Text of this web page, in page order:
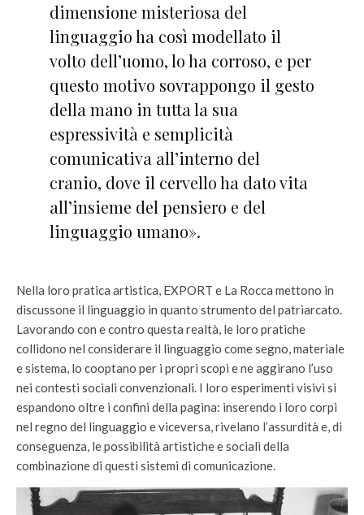
dimensione misteriosa del
linguaggio ha così modellato il
volto dell’uomo, lo ha corroso, e per
questo motivo sovrappongo il gesto
della mano in tutta la sua
espressività e semplicità
comunicativa all’interno del
cranio, dove il cervello ha dato vita
all’insieme del pensiero e del
linguaggio umano».
Nella loro pratica artistica, EXPORT e La Rocca mettono in
discussone il linguaggio in quanto strumento del patriarcato.
Lavorando con e contro questa realtà, le loro pratiche
collidono nel considerare il linguaggio come segno, materiale
e sistema, lo cooptano per i propri scopi e ne aggirano l’uso
nei contesti sociali convenzionali. I loro esperimenti visivi si
espandono oltre i confini della pagina: inserendo i loro corpi
nel regno del linguaggio e viceversa, rivelano l’assurdità e, di
conseguenza, le possibilità artistiche e sociali della
combinazione di questi sistemi di comunicazione.